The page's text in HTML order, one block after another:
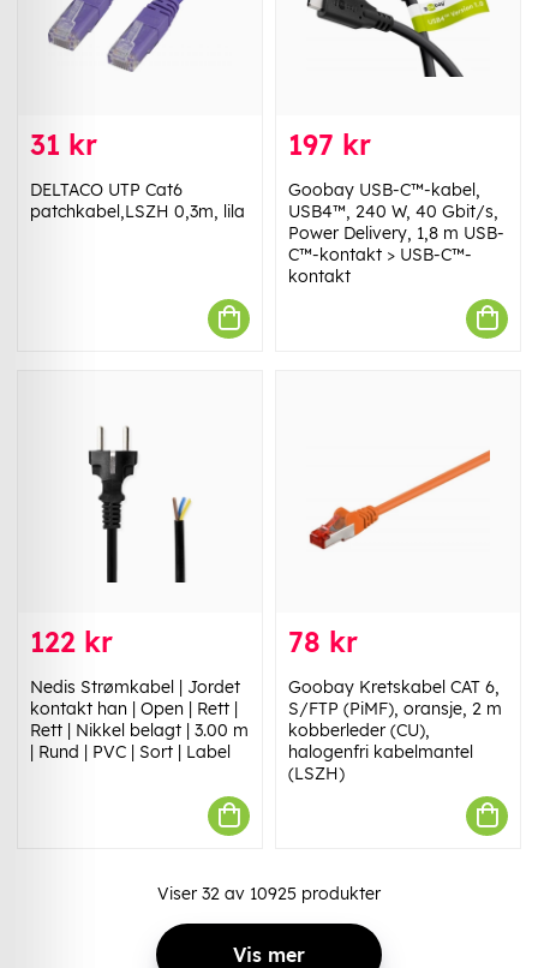
31 kr
DELTACO UTP Cat6
patchkabel,LSZH 0,3m, lila
197 kr
Goobay USB-C™-kabel,
USB4™, 240 W, 40 Gbit/s,
Power Delivery, 1,8 m USB-
C™-kontakt > USB-C™-
kontakt
122 kr
Nedis Strømkabel | Jordet
kontakt han | Open | Rett |
Rett | Nikkel belagt | 3.00 m
| Rund | PVC | Sort | Label
78 kr
Goobay Kretskabel CAT 6,
S/FTP (PiMF), oransje, 2 m
kobberleder (CU),
halogenfri kabelmantel
(LSZH)
Viser 32 av 10925 produkter
Vis mer